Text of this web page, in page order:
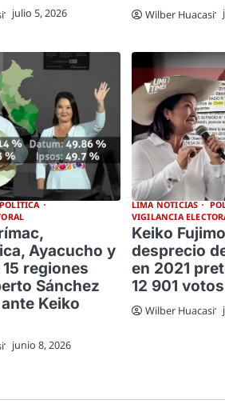
julio 5, 2026 Wilber Huacasi
POLÍTICA
Ayacucho y
regiones
Sánchez
Keiko
junio 8, 2026
LIMA NOTICIAS
VIGILANCIA
Keiko
desprecio
en 2021
12 901
Wilber Huacasi